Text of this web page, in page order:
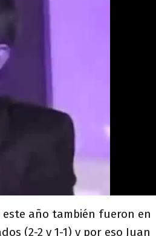
año también fueron en
(2-2 y 1-1) y por eso Juan